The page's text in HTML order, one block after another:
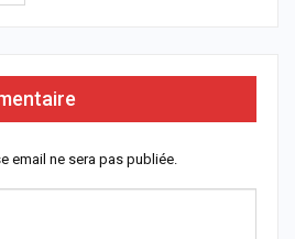
email ne sera pas publiée.